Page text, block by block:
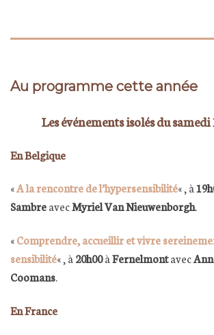
Au programme cette année
Les événements isolés du
En Belgique
«A la rencontre de l’hypersensibilité« , à
SambreavecMyriel Van Nieuwenborgh.
«Comprendre, accueillir et vivre
sensibilité« , à 20h00àFernelmontavec
Coomans.
En France